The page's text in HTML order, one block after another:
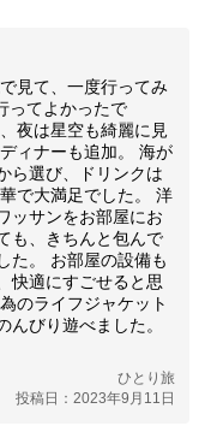
見て、一度行ってみ
ってよかったで
夜は星空も綺麗に見
ィナーも追加。 海が
ら選び、ドリンクは
で大満足でした。 洋
ッサンをお部屋にお
も、きちんと包んで
た。 お部屋の設備も
快適にすごせると思
のライフジャケット
びり遊べました。
ひとり旅
投稿日：2023年9月11日